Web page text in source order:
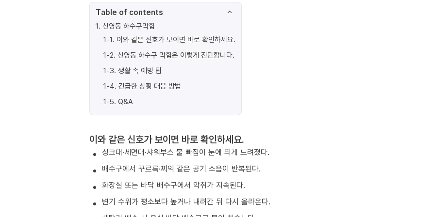
Table of contents
1. 신영동 하수구막힘
1-1. 이와 같은 신호가 보이면 바로 확인하세요.
1-2. 신영동 하수구 막힘은 이렇게 진단합니다.
1-3. 생활 속 예방 팁
1-4. 긴급한 상황 대응 방법
1-5. Q&A
이와 같은 신호가 보이면 바로 확인하세요.
싱크대·세면대·샤워부스 물 빠짐이 눈에 띄게 느려졌다.
배수구에서 꾸르륵·찌익 같은 공기 소음이 반복된다.
화장실 또는 바닥 배수구에서 악취가 지속된다.
변기 수위가 평소보다 높거나 내려간 뒤 다시 올라온다.